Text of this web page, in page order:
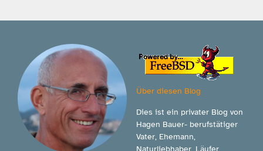
Über diesen Blog
Dies ist ein privater Blog von
Hagen Bauer- berufstätiger
Vater, Ehemann,
Naturliebhaber, Läufer,